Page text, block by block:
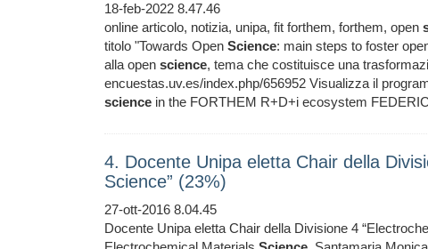
18-feb-2022 8.47.46
online articolo, notizia, unipa, fit forthem, forthem, open
titolo "Towards Open Science: main steps to foster
alla open science, tema che costituisce una
encuestas.uv.es/index.php/656952 Visualizza il
science in the FORTHEM R+D+i ecosystem
4. Docente Unipa eletta Chair della
Science” (23%)
27-ott-2016 8.04.45
Docente Unipa eletta Chair della Divisione 4